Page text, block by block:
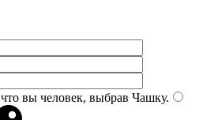
вы человек, выбрав Чашку.